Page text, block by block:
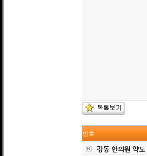
번호
강동 한의원 약도